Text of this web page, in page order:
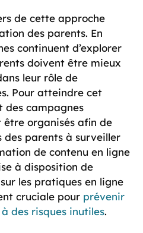
de cette approche
des parents. En
continuent d’explorer
doivent être mieux
leur rôle de
Pour atteindre cet
des campagnes
être organisés afin de
des parents à surveiller
de contenu en ligne
à disposition de
les pratiques en ligne
cruciale pour prévenir
des risques inutiles.